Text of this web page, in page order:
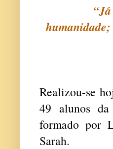
humanidade;
Realizou-se
49 alunos da
formado por
Sarah.